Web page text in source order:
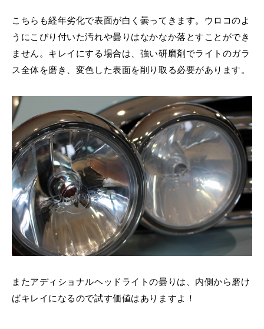
こちらも経年劣化で表面が白く曇ってきます。ウロコのよ
うにこびり付いた汚れや曇りはなかなか落とすことができ
ません。キレイにする場合は、強い研磨剤でライトのガラ
ス全体を磨き、変色した表面を削り取る必要があります。
またアディショナルヘッドライトの曇りは、内側から磨け
ばキレイになるので試す価値はありますよ！